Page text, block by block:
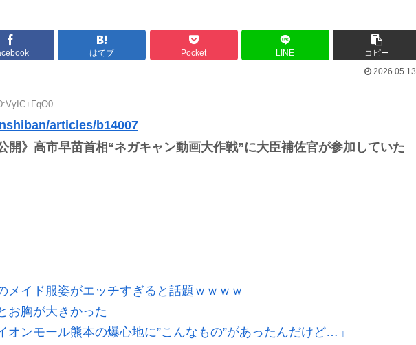
はてブ Pocket LINE
コピー
2026.05.13
articles/b14007
開》高市早苗首相“ネガキャン動画大作戦”に大臣補佐官が参加していた
メイド服姿がエッチすぎると話題ｗｗｗｗ
お胸が大きかった
オンモール熊本の爆心地に”こんなもの”があったんだけど…」